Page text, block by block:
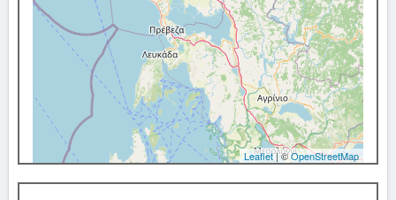
Leaflet| ©OpenStreetMap